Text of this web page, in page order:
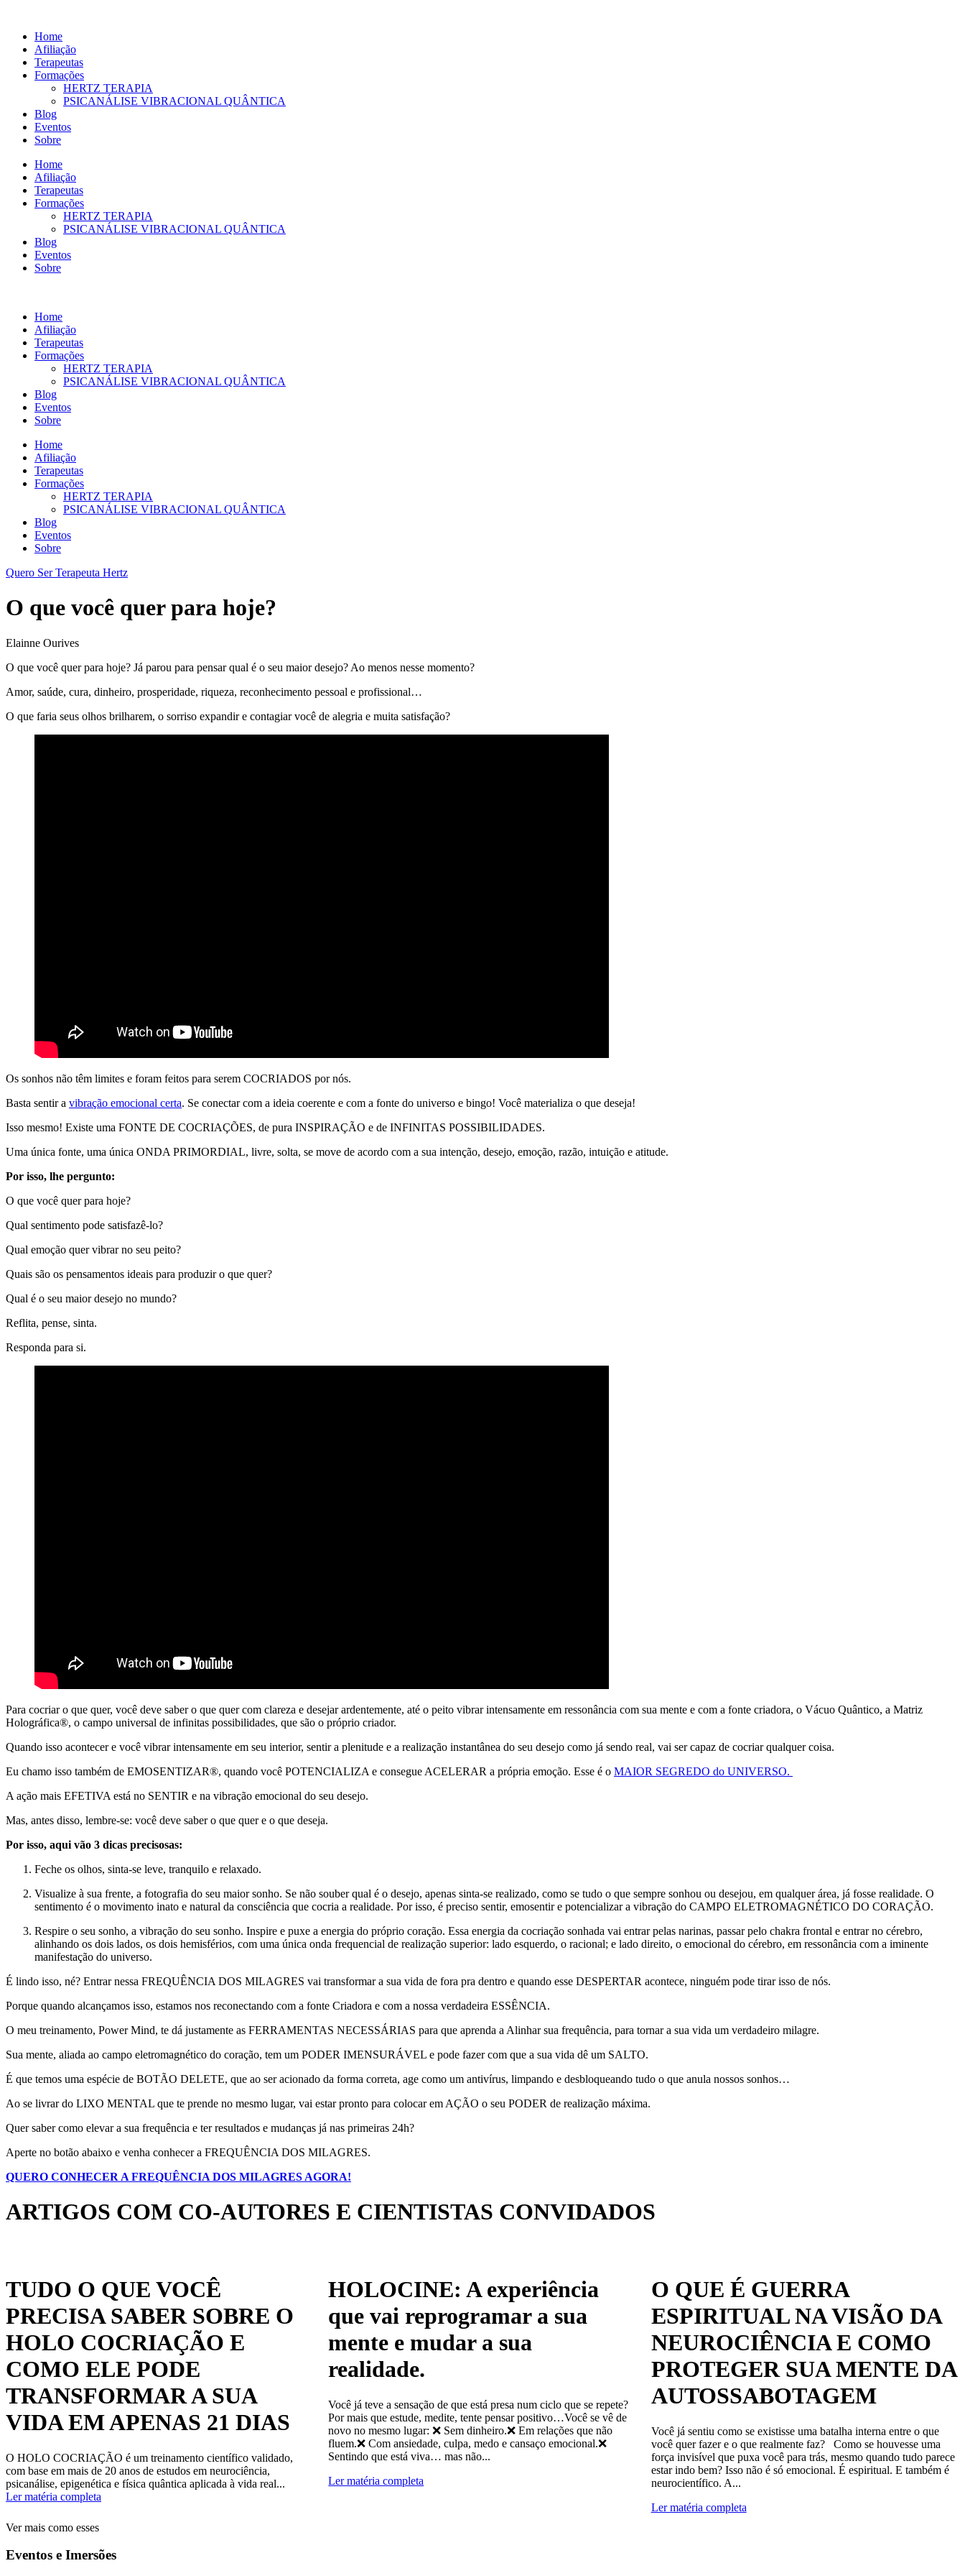
conteúdo
Home
Afiliação
Terapeutas
Formações
HERTZ TERAPIA
PSICANÁLISE VIBRACIONAL QUÂNTICA
Blog
Eventos
Sobre
Home
Afiliação
Terapeutas
Formações
HERTZ TERAPIA
PSICANÁLISE VIBRACIONAL QUÂNTICA
Blog
Eventos
Sobre
Home
Afiliação
Terapeutas
Formações
HERTZ TERAPIA
PSICANÁLISE VIBRACIONAL QUÂNTICA
Blog
Eventos
Sobre
Home
Afiliação
Terapeutas
Formações
HERTZ TERAPIA
PSICANÁLISE VIBRACIONAL QUÂNTICA
Blog
Eventos
Sobre
Quero Ser Terapeuta Hertz
O que você quer para hoje?
Elainne Ourives
O que você quer para hoje? Já parou para pensar qual é o seu maior desejo? Ao menos nesse momento?
Amor, saúde, cura, dinheiro, prosperidade, riqueza, reconhecimento pessoal e profissional…
O que faria seus olhos brilharem, o sorriso expandir e contagiar você de alegria e muita satisfação?
Os sonhos não têm limites e foram feitos para serem COCRIADOS por nós.
Basta sentir a vibração emocional certa. Se conectar com a ideia coerente e com a fonte do universo e bingo! Você materializa o que deseja!
Isso mesmo! Existe uma FONTE DE COCRIAÇÕES, de pura INSPIRAÇÃO e de INFINITAS POSSIBILIDADES.
Uma única fonte, uma única ONDA PRIMORDIAL, livre, solta, se move de acordo com a sua intenção, desejo, emoção, razão, intuição e atitude.
Por isso, lhe pergunto:
O que você quer para hoje?
Qual sentimento pode satisfazê-lo?
Qual emoção quer vibrar no seu peito?
Quais são os pensamentos ideais para produzir o que quer?
Qual é o seu maior desejo no mundo?
Reflita, pense, sinta.
Responda para si.
Para cocriar o que quer, você deve saber o que quer com clareza e desejar ardentemente, até o peito vibrar intensamente em ressonância com sua mente e com a fonte criadora, o Vácuo Quântico, a Matriz
Holográfica®, o campo universal de infinitas possibilidades, que são o próprio criador.
Quando isso acontecer e você vibrar intensamente em seu interior, sentir a plenitude e a realização instantânea do seu desejo como já sendo real, vai ser capaz de cocriar qualquer coisa.
Eu chamo isso também de EMOSENTIZAR®, quando você POTENCIALIZA e consegue ACELERAR a própria emoção. Esse é o MAIOR SEGREDO do UNIVERSO.
A ação mais EFETIVA está no SENTIR e na vibração emocional do seu desejo.
Mas, antes disso, lembre-se: você deve saber o que quer e o que deseja.
Por isso, aqui vão 3 dicas precisosas:
Feche os olhos, sinta-se leve, tranquilo e relaxado.
Visualize à sua frente, a fotografia do seu maior sonho. Se não souber qual é o desejo, apenas sinta-se realizado, como se tudo o que sempre sonhou ou desejou, em qualquer área, já fosse realidade. O
sentimento é o movimento inato e natural da consciência que cocria a realidade. Por isso, é preciso sentir, emosentir e potencializar a vibração do CAMPO ELETROMAGNÉTICO DO CORAÇÃO.
Respire o seu sonho, a vibração do seu sonho. Inspire e puxe a energia do próprio coração. Essa energia da cocriação sonhada vai entrar pelas narinas, passar pelo chakra frontal e entrar no cérebro,
alinhando os dois lados, os dois hemisférios, com uma única onda frequencial de realização superior: lado esquerdo, o racional; e lado direito, o emocional do cérebro, em ressonância com a iminente
manifestação do universo.
É lindo isso, né? Entrar nessa FREQUÊNCIA DOS MILAGRES vai transformar a sua vida de fora pra dentro e quando esse DESPERTAR acontece, ninguém pode tirar isso de nós.
Porque quando alcançamos isso, estamos nos reconectando com a fonte Criadora e com a nossa verdadeira ESSÊNCIA.
O meu treinamento, Power Mind, te dá justamente as FERRAMENTAS NECESSÁRIAS para que aprenda a Alinhar sua frequência, para tornar a sua vida um verdadeiro milagre.
Sua mente, aliada ao campo eletromagnético do coração, tem um PODER IMENSURÁVEL e pode fazer com que a sua vida dê um SALTO.
É que temos uma espécie de BOTÃO DELETE, que ao ser acionado da forma correta, age como um antivírus, limpando e desbloqueando tudo o que anula nossos sonhos…
Ao se livrar do LIXO MENTAL que te prende no mesmo lugar, vai estar pronto para colocar em AÇÃO o seu PODER de realização máxima.
Quer saber como elevar a sua frequência e ter resultados e mudanças já nas primeiras 24h?
Aperte no botão abaixo e venha conhecer a FREQUÊNCIA DOS MILAGRES.
QUERO CONHECER A FREQUÊNCIA DOS MILAGRES AGORA!
ARTIGOS COM CO-AUTORES E CIENTISTAS CONVIDADOS
TUDO O QUE VOCÊ
PRECISA SABER SOBRE O
HOLO COCRIAÇÃO E
COMO ELE PODE
TRANSFORMAR A SUA
VIDA EM APENAS 21 DIAS
O HOLO COCRIAÇÃO é um treinamento científico validado,
com base em mais de 20 anos de estudos em neurociência,
psicanálise, epigenética e física quântica aplicada à vida real...
Ler matéria completa
HOLOCINE: A experiência
que vai reprogramar a sua
mente e mudar a sua
realidade.
Você já teve a sensação de que está presa num ciclo que se repete?
Por mais que estude, medite, tente pensar positivo…Você se vê de
novo no mesmo lugar: ❌ Sem dinheiro.❌ Em relações que não
fluem.❌ Com ansiedade, culpa, medo e cansaço emocional.❌
Sentindo que está viva… mas não...
Ler matéria completa
O QUE É GUERRA
ESPIRITUAL NA VISÃO DA
NEUROCIÊNCIA E COMO
PROTEGER SUA MENTE DA
AUTOSSABOTAGEM
Você já sentiu como se existisse uma batalha interna entre o que
você quer fazer e o que realmente faz? Como se houvesse uma
força invisível que puxa você para trás, mesmo quando tudo parece
estar indo bem? Isso não é só emocional. É espiritual. E também é
neurocientífico. A...
Ler matéria completa
Ver mais como esses
Eventos e Imersões